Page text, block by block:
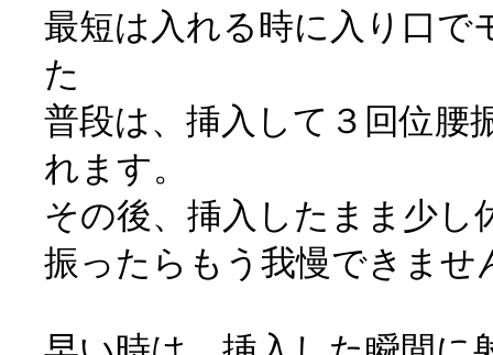
最短は入れる時に入り口で
た
普段は、挿入して３回位腰
れます。
その後、挿入したまま少し
振ったらもう我慢できませ